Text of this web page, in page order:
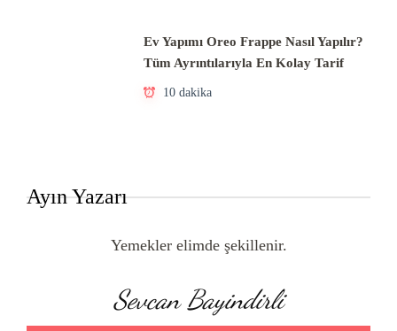
Ev Yapımı Oreo Frappe Nasıl Yapılır?
Tüm Ayrıntılarıyla En Kolay Tarif
10 dakika
Ayın Yazarı
Yemekler elimde şekillenir.
Sevcan Bayindirli